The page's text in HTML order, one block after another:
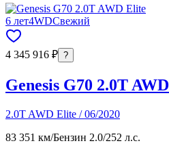
6 лет4WDСвежий
4 345 916 ₽ ?
Genesis G70 2.0T
2.0T AWD Elite / 06/2020
83 351 км/Бензин 2.0/252 л.с.